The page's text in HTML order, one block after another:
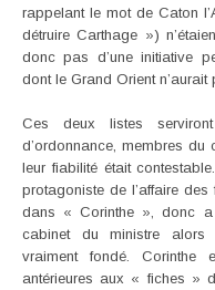
rappelant le mot de Caton
détruire Carthage »)
donc pas d’une initiative
dont le Grand Orient n’aurait
Ces deux listes
d’ordonnance, membres du
leur fiabilité était
protagoniste de l’affaire
dans « Corinthe », donc a
cabinet du ministre alors
vraiment fondé. Corinthe
antérieures aux « fiches »